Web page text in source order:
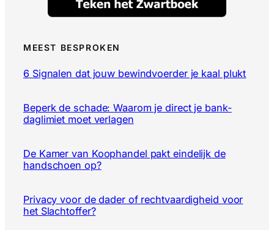
MEEST BESPROKEN
6 Signalen dat jouw bewindvoerder je kaal plukt
Beperk de schade: Waarom je direct je bank-
daglimiet moet verlagen
De Kamer van Koophandel pakt eindelijk de
handschoen op?
Privacy voor de dader of rechtvaardigheid voor
het Slachtoffer?